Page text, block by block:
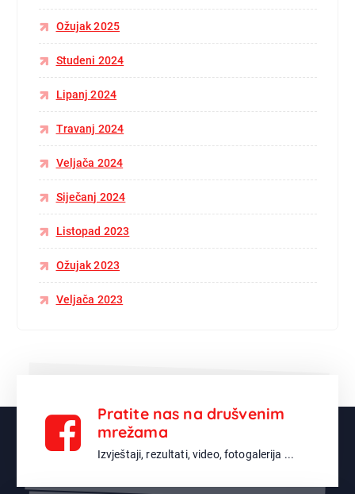
Ožujak 2025
Studeni 2024
Lipanj 2024
Travanj 2024
Veljača 2024
Siječanj 2024
Listopad 2023
Ožujak 2023
Veljača 2023
Pratite nas na drušvenim
mrežama
Izvještaji, rezultati, video, fotogalerija ...